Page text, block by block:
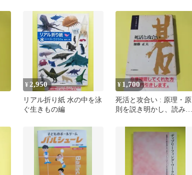
¥ 2,950
リアル折り紙 水の中を泳
ぐ生きもの編
¥ 1,700
死活と攻合い : 原理・原
則を説き明かし、読みぬ